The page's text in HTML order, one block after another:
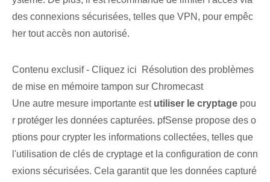
des connexions sécurisées, telles que VPN, pour empêc
her tout accès non autorisé.
Contenu exclusif - Cliquez ici Résolution des problèmes
de mise en mémoire tampon sur Chromecast
Une autre mesure importante est utiliser le cryptage pou
r protéger les données capturées. pfSense propose des o
ptions pour crypter les informations collectées, telles que
l'utilisation de clés de cryptage et la configuration de conn
exions sécurisées. Cela garantit que les données capturé